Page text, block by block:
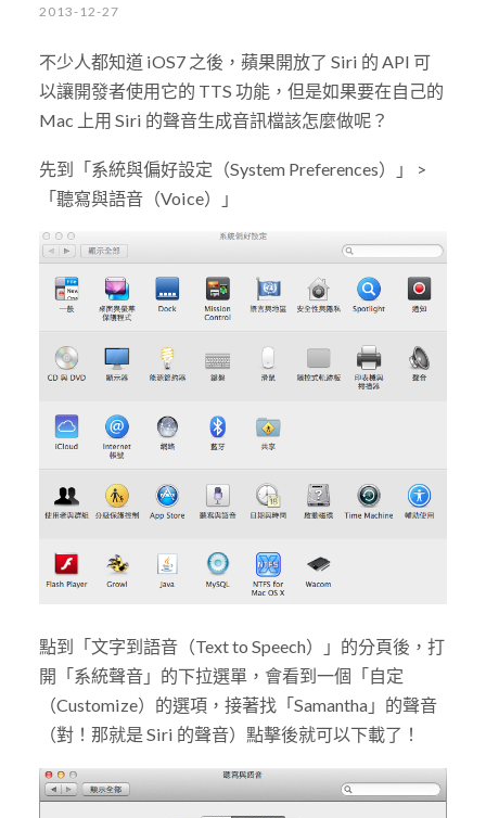
2013-12-27
不少人都知道 iOS7 之後，蘋果開放了 Siri 的 API 可
以讓開發者使用它的 TTS 功能，但是如果要在自己的
Mac 上用 Siri 的聲音生成音訊檔該怎麼做呢？
先到「系統與偏好設定（System Preferences）」 >
「聽寫與語音（Voice）」
點到「文字到語音（Text to Speech）」的分頁後，打
開「系統聲音」的下拉選單，會看到一個「自定
（Customize）的選項，接著找「Samantha」的聲音
（對！那就是 Siri 的聲音）點擊後就可以下載了！